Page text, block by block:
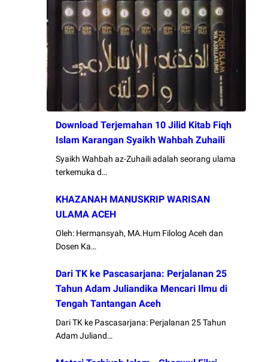
Download Terjemahan 10 Jilid Kitab Fiqh
Islam Karangan Syaikh Wahbah Zuhaili
Syaikh Wahbah az-Zuhaili adalah seorang ulama
terkemuka d…
KHAZANAH MANUSKRIP WARISAN
ULAMA ACEH
Oleh: Hermansyah, MA.Hum Filolog Aceh dan
Dosen Ka…
Dari TK ke Pascasarjana: Perjalanan 25
Tahun Adam Juliandika Mencari Ilmu di
Tengah Tantangan Aceh
Dari TK ke Pascasarjana: Perjalanan 25 Tahun
Adam Juliand…